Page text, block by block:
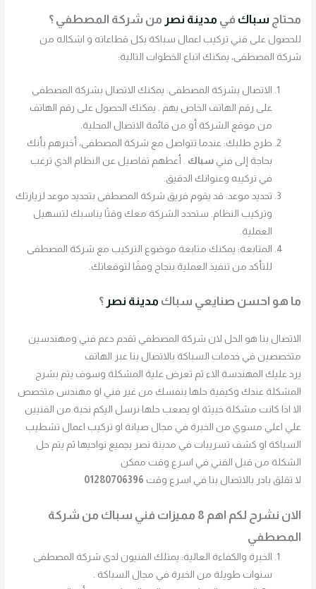
محتاج سباك في مدينة نصر من شركة المصطفي ؟
للحصول على فني تركيب اعمال سباكة بكل قطاعاته و اشكاله من
شركة المصطفى، يمكنك اتباع الخطوات التالية:
الاتصال بشركة المصطفى: يمكنك الاتصال بشركة المصطفى
على رقم الهاتف الخاص بهم . يمكنك الحصول على رقم الهاتف
من موقع الشركة أو من قائمة الاتصال المحلية.
طرح طلبك: عندما تتواصل مع شركة المصطفى، أخبرهم بأنك
بحاجة إلى فنيسباك . أعطهم تفاصيل عن النظام الذي ترغب
في تركيبه وعنوانك الدقيق.
تحديد موعد: قد يقوم فريق شركة المصطفى بتحديد موعد لزيارتك
وتركيب النظام. ستحدد الشركة معك وقتًا يناسبك لتسهيل
العملية.
المتابعة: يمكنك متابعة موضوع التركيب مع شركة المصطفى
للتأكد من تنفيذ العملية بنجاح وفقًا لتوقعاتك.
ما هو احسن صنايعي سباك مدينة نصر ؟
الاتصال بنا هو الحل لان شركة المصطفي تقدم دعم فني ومهندسين
متخصصين في خدمات السباكة بالاتصال بنا عبر الهاتف
يرد عليك المهندسة الاء ثم تعرض علية المشكلة وسوف يتم بشرح
المشكلة عندك وكيفية حلها بنفسك من غير فني او مهندس متخصص
الا اذا كانت مشكلة خبيثة او يصعب حلها نرسل اليكم نخبة من الفنيين
علي اعلي مسوي من الخبرة في مجال صيانة او تركيب اعمال تشطيب
السباكة او كشف تسريبات في مدينة نصر بجميع نواحيها ثم يتم حل
الشكلة من قبل الفني في اسرع وقت ممكن
لا تقلق بادر بالاتصال بنا في اسرع وقت 01280706396
الان نشرح لكم اهم 8 مميزات فني سباك من شركة
المصطفي
الخبرة والكفاءة العالية: يمتلك الفنيون لدى شركة المصطفى
سنوات طويلة من الخبرة في مجال السباكة .